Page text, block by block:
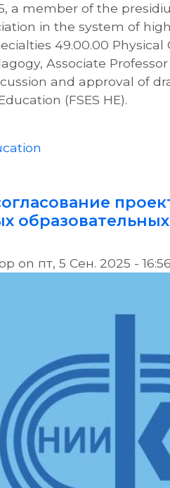
a member of the
in the system of
49.00.00 Physical
Associate
and approval of
(FSES HE).
and Approval of
on пт, 5 Сен. 2025 -